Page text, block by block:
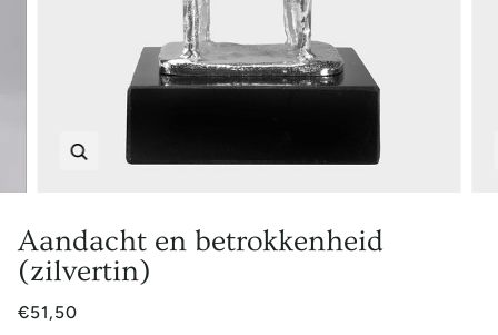
Aandacht en betrokkenheid
(zilvertin)
€51,50